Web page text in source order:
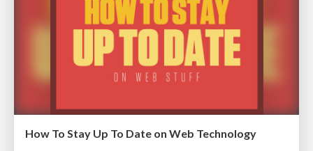
How To Stay Up To Date on Web Technology